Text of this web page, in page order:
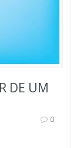
DE UM
0